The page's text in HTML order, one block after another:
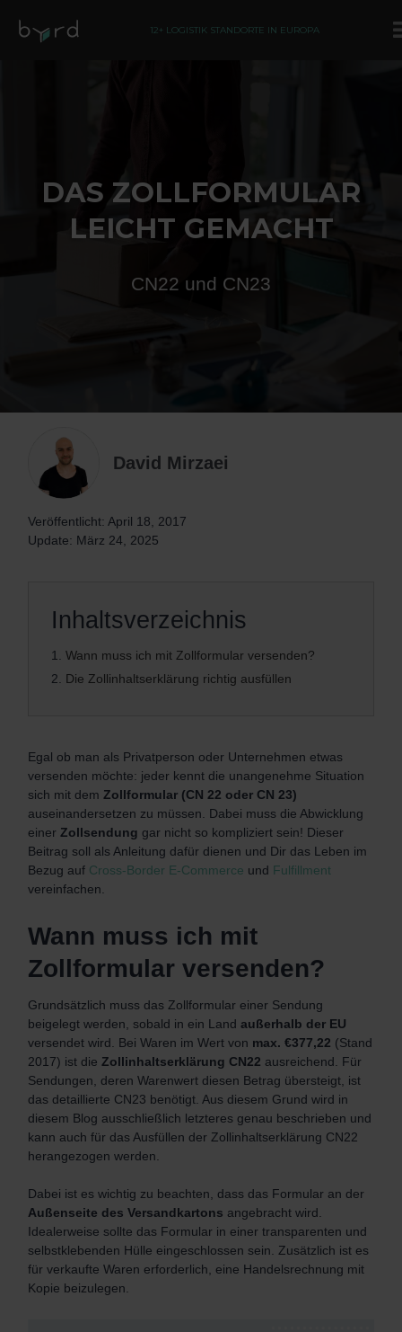
12+ LOGISTIK STANDORTE IN EUROPA
DAS ZOLLFORMULAR
LEICHT GEMACHT
CN22 und CN23
David Mirzaei
Veröffentlicht: April 18, 2017
Update: März 24, 2025
Inhaltsverzeichnis
1. Wann muss ich mit Zollformular versenden?
2. Die Zollinhaltserklärung richtig ausfüllen
Egal ob man als Privatperson oder Unternehmen etwas
versenden möchte: jeder kennt die unangenehme Situation
sich mit dem Zollformular (CN 22 oder CN 23)
auseinandersetzen zu müssen. Dabei muss die Abwicklung
einer Zollsendung gar nicht so kompliziert sein! Dieser
Beitrag soll als Anleitung dafür dienen und Dir das Leben im
Bezug auf Cross-Border E-Commerce und Fulfillment
vereinfachen.
Wann muss ich mit
Zollformular versenden?
Grundsätzlich muss das Zollformular einer Sendung
beigelegt werden, sobald in ein Land außerhalb der EU
versendet wird. Bei Waren im Wert von max. €377,22 (Stand
2017) ist die Zollinhaltserklärung CN22 ausreichend. Für
Sendungen, deren Warenwert diesen Betrag übersteigt, ist
das detaillierte CN23 benötigt. Aus diesem Grund wird in
diesem Blog ausschließlich letzteres genau beschrieben und
kann auch für das Ausfüllen der Zollinhaltserklärung CN22
herangezogen werden.
Dabei ist es wichtig zu beachten, dass das Formular an der
Außenseite des Versandkartons angebracht wird.
Idealerweise sollte das Formular in einer transparenten und
selbstklebenden Hülle eingeschlossen sein. Zusätzlich ist es
für verkaufte Waren erforderlich, eine Handelsrechnung mit
Kopie beizulegen.